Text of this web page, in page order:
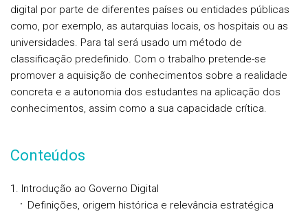
digital por parte de diferentes países ou entidades públicas
como, por exemplo, as autarquias locais, os hospitais ou as
universidades. Para tal será usado um método de
classificação predefinido. Com o trabalho pretende-se
promover a aquisição de conhecimentos sobre a realidade
concreta e a autonomia dos estudantes na aplicação dos
conhecimentos, assim como a sua capacidade crítica.
Conteúdos
Introdução ao Governo Digital
Definições, origem histórica e relevância estratégica